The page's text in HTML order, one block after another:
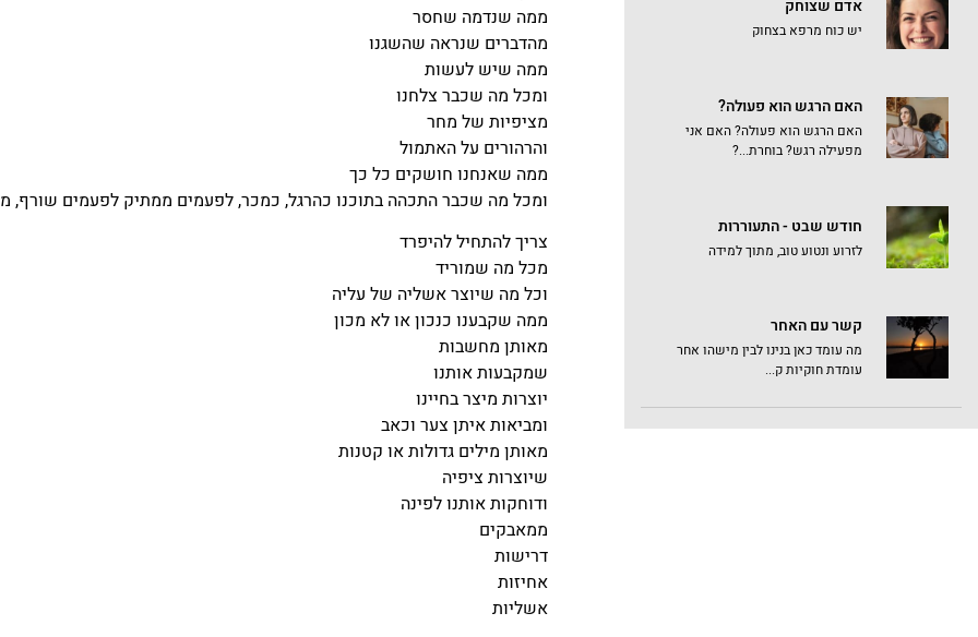
אדם שצוחק
יש כוח מרפא בצחוק
האם הרגש הוא פעולה?
האם הרגש הוא פעולה? האם אני
מפעילה רגש? בוחרת...?
חודש שבט - התעוררות
לזרוע ונטוע טוב, מתוך למידה
קשר עם האחר
מה עומד כאן בנינו לבין מישהו אחר
עומדת חוקיות ק...
ממה שנדמה שחסר
מהדברים שנראה שהשגנו
ממה שיש לעשות
ומכל מה שכבר צלחנו
מציפיות של מחר
והרהורים על האתמול
ממה שאנחנו חושקים כל כך
ומכל מה שכבר התכהה בתוכנו כהרגל, כמכר, לפעמים ממתיק לפעמים שורף,
צריך להתחיל להיפרד
מכל מה שמוריד
וכל מה שיוצר אשליה של עליה
ממה שקבענו כנכון או לא מכון
מאותן מחשבות
שמקבעות אותנו
יוצרות מיצר בחיינו
ומביאות איתן צער וכאב
מאותן מילים גדולות או קטנות
שיוצרות ציפיה
ודוחקות אותנו לפינה
ממאבקים
דרישות
אחיזות
אשליות